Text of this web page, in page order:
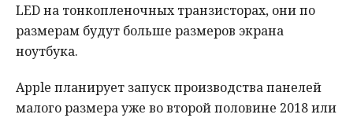
LED на тонкопленочных транзисторах, они по
размерам будут больше размеров экрана
ноутбука.
Apple планирует запуск производства панелей
малого размера уже во второй половине 2018 или